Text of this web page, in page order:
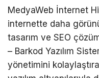
MedyaWeb İnternet
internette daha
tasarım ve SEO
– Barkod Yazılım
yönetimini